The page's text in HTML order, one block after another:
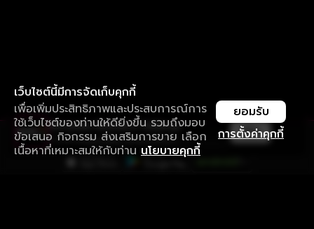
เว็บไซต์นี้มีการจัดเก็บคุกกี้
เพื่อเพิ่มประสิทธิภาพและประสบการณ์การ
ใช้เว็บไซต์ของท่านให้ดียิ่งขึ้น รวมถึงมอบ
ข้อเสนอ กิจกรรม ส่งเสริมการขาย เลือก
เนื้อหาที่เหมาะสมให้กับท่าน นโยบายคุกกี้
การตั้งค่าคุกกี้
ยอมรับ
รับประสบการณ์ที่ดีที่สุดบนแอป
ใช้งานแอป ลื่นไหลกว่า ไม่มีสะดุด
ดาวน์โหลดแอปเพื่อการรับชมที่ดีกว่า เปิด